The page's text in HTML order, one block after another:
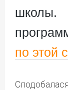
по этой